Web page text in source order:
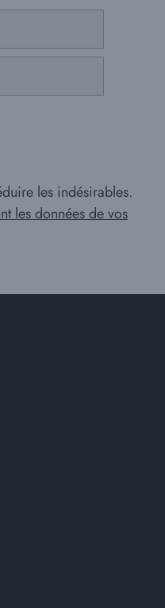
les indésirables.
les données de vos